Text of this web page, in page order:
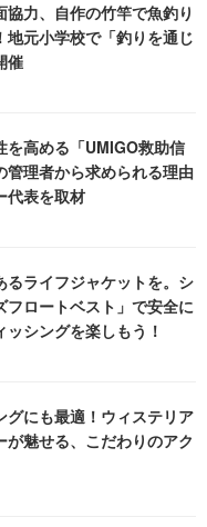
協力、自作の竹竿で魚釣り
地元小学校で「釣りを通じ
催
を高める「UMIGO救助信
管理者から求められる理由
代表を取材
るライフジャケットを。シ
フロートベスト」で安全に
ッシングを楽しもう！
グにも最適！ウィステリア
が魅せる、こだわりのアク